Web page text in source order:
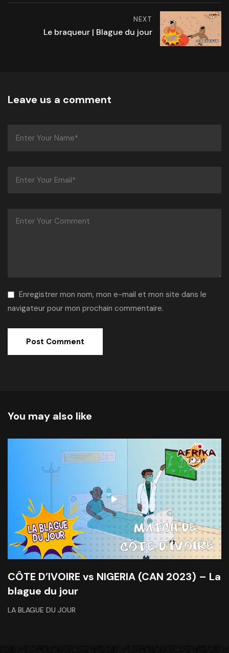
NEXT
Le braqueur | Blague du jour
Leave us a comment
Enregistrer mon nom, mon e-mail et mon site dans le
navigateur pour mon prochain commentaire.
You may also like
CÔTE D’IVOIRE vs NIGERIA (CAN 2023) – La
blague du jour
LA BLAGUE DU JOUR